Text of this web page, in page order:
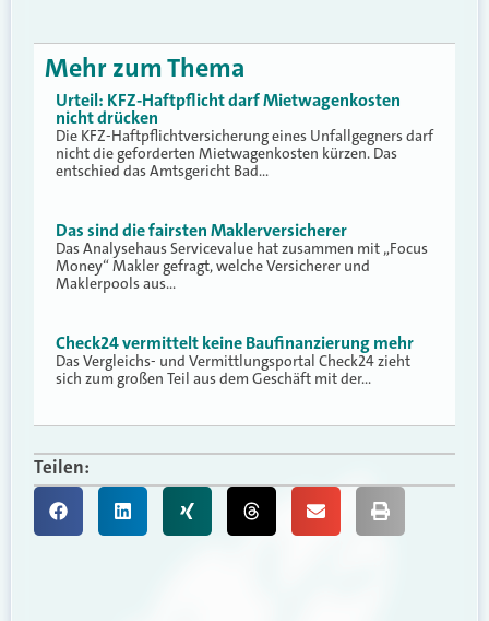
Mehr zum Thema
Urteil: KFZ-Haftpflicht darf Mietwagenkosten
nicht drücken
Die KFZ-Haftpflichtversicherung eines Unfallgegners darf
nicht die geforderten Mietwagenkosten kürzen. Das
entschied das Amtsgericht Bad…
Das sind die fairsten Maklerversicherer
Das Analysehaus Servicevalue hat zusammen mit „Focus
Money“ Makler gefragt, welche Versicherer und
Maklerpools aus…
Check24 vermittelt keine Baufinanzierung mehr
Das Vergleichs- und Vermittlungsportal Check24 zieht
sich zum großen Teil aus dem Geschäft mit der…
Teilen: